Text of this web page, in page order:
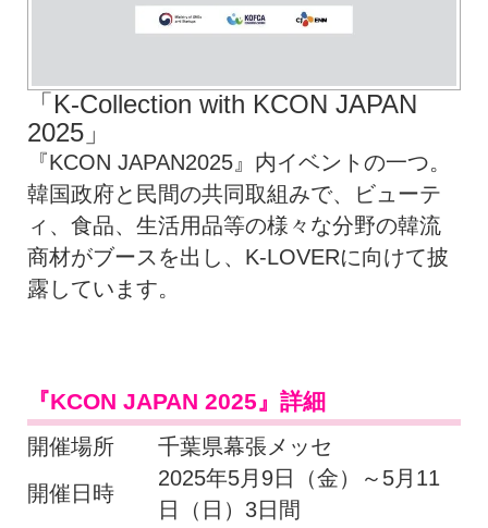
「K-Collection with KCON JAPAN
2025」
『KCON JAPAN2025』内イベントの一つ。
韓国政府と民間の共同取組みで、ビューテ
ィ、食品、生活用品等の様々な分野の韓流
商材がブースを出し、K-LOVERに向けて披
露しています。
『KCON JAPAN 2025』詳細
開催場所
千葉県幕張メッセ
開催日時
2025年5月9日（金）～5月11
日（日）3日間